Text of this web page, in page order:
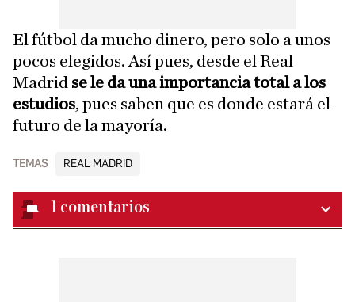
El fútbol da mucho dinero, pero solo a unos
pocos elegidos. Así pues, desde el Real
Madrid se le da una importancia total a los
estudios, pues saben que es donde estará el
futuro de la mayoría.
TEMAS REAL MADRID
1 comentarios